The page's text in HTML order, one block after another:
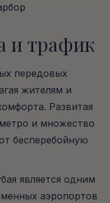
и трафик
передовых
жителям и
Развитая
и множество
бесперебойную
является одним
аэропортов